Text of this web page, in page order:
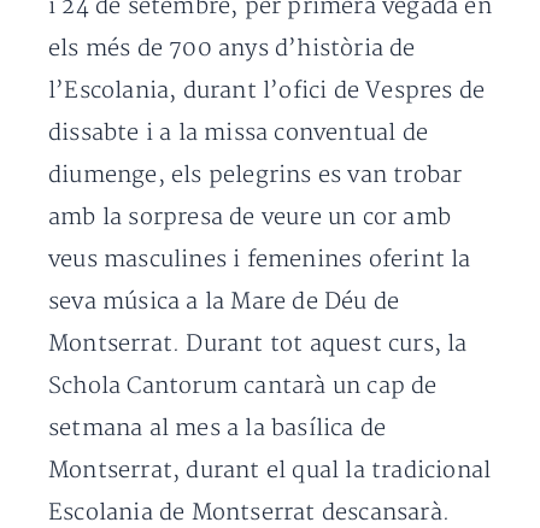
i 24 de setembre, per primera vegada en
els més de 700 anys d’història de
l’Escolania, durant l’ofici de Vespres de
dissabte i a la missa conventual de
diumenge, els pelegrins es van trobar
amb la sorpresa de veure un cor amb
veus masculines i femenines oferint la
seva música a la Mare de Déu de
Montserrat. Durant tot aquest curs, la
Schola Cantorum cantarà un cap de
setmana al mes a la basílica de
Montserrat, durant el qual la tradicional
Escolania de Montserrat descansarà.